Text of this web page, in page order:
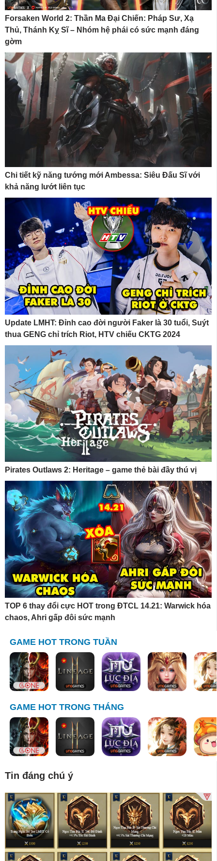
Forsaken World 2: Thần Ma Đại Chiến: Pháp Sư, Xạ
Thủ, Thánh Kỵ Sĩ – Nhóm hệ phái có sức mạnh đáng
gờm
Chi tiết kỹ năng tướng mới Ambessa: Siêu Đấu Sĩ với
khả năng lướt liên tục
Update LMHT: Đỉnh cao đời người Faker là 30 tuổi, Suýt
thua GENG chỉ trích Riot, HTV chiếu CKTG 2024
Pirates Outlaws 2: Heritage – game thẻ bài đầy thú vị
TOP 6 thay đổi cực HOT trong ĐTCL 14.21: Warwick hóa
chaos, Ahri gấp đôi sức mạnh
GAME HOT TRONG TUẦN
GAME HOT TRONG THÁNG
Tin đáng chú ý